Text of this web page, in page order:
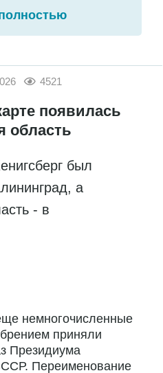
4521
появилась
область
был
а
- в
немногочисленные
приняли
Президиума
Переименование